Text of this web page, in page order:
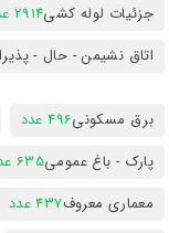
جزئیات لوله کشی2914 عدد
اتاق نشیمن - حال -
برق مسکونی496 عدد
پارک - باغ عمومی635 عدد
معماری معروف437 عدد